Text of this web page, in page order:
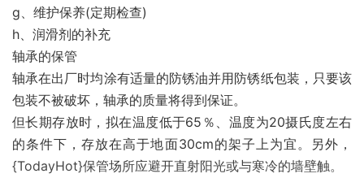
g、维护保养(定期检查)
h、润滑剂的补充
轴承的保管
轴承在出厂时均涂有适量的防锈油并用防锈纸包装，只要该
包装不被破坏，轴承的质量将得到保证。
但长期存放时，拟在温度低于65％、温度为20摄氏度左右
的条件下，存放在高于地面30cm的架子上为宜。另外，
{TodayHot}保管场所应避开直射阳光或与寒冷的墙壁触。